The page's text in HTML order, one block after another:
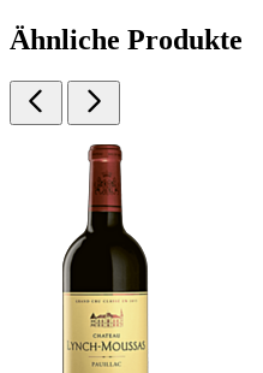
Ähnliche Produkte